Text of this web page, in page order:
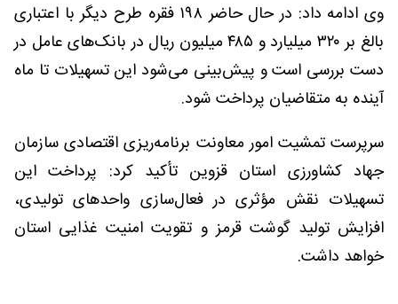
وی ادامه داد: در حال حاضر ۱۹۸ فقره طرح دیگر با اعتباری
بالغ بر ۳۲۰ میلیارد و ۴۸۵ میلیون ریال در بانک‌های عامل در
دست بررسی است و پیش‌بینی می‌شود این تسهیلات تا ماه
آینده به متقاضیان پرداخت شود.
سرپرست تمشیت امور معاونت برنامه‌ریزی اقتصادی سازمان
جهاد کشاورزی استان قزوین تأکید کرد: پرداخت این
تسهیلات نقش مؤثری در فعال‌سازی واحدهای تولیدی،
افزایش تولید گوشت قرمز و تقویت امنیت غذایی استان
خواهد داشت.